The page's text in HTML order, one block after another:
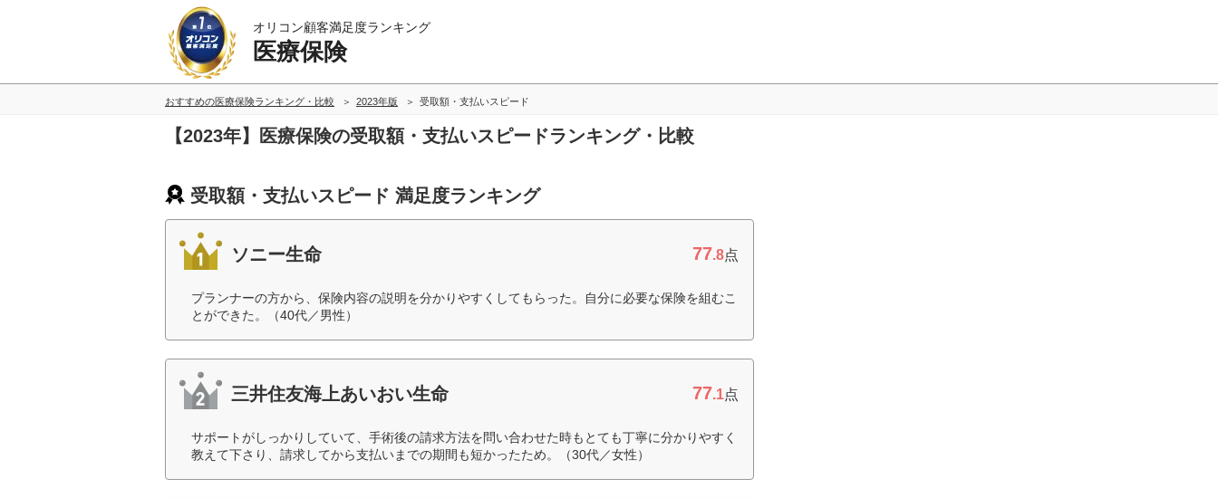
オリコン顧客満足度ランキング
医療保険
おすすめの医療保険ランキング・比較 2023年版 受取額・支払いスピード
【2023年】医療保険の受取額・支払いスピードランキング・比較
受取額・支払いスピード 満足度ランキング
ソニー生命 77.8点
プランナーの方から、保険内容の説明を分かりやすくしてもらった。自分に必要な保険を組むこ
とができた。（40代／男性）
三井住友海上あいおい生命 77.1点
サポートがしっかりしていて、手術後の請求方法を問い合わせた時もとても丁寧に分かりやすく
教えて下さり、請求してから支払いまでの期間も短かったため。（30代／女性）